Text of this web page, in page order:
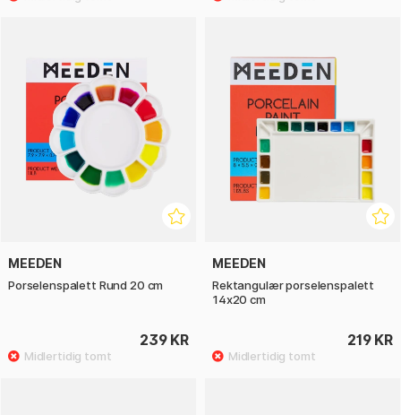
MEEDEN
Porselenspalett Rund 20 cm
239 KR
MEEDEN
Rektangulær porselenspalett
14x20 cm
219 KR